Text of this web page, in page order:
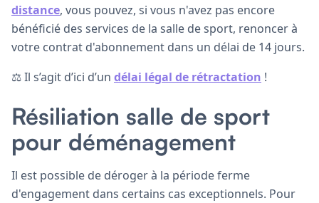
distance, vous pouvez, si vous n'avez pas encore
bénéficié des services de la salle de sport, renoncer à
votre contrat d'abonnement dans un délai de 14 jours.
⚖️ Il s’agit d’ici d’un délai légal de rétractation !
Résiliation salle de sport
pour déménagement
Il est possible de déroger à la période ferme
d'engagement dans certains cas exceptionnels. Pour